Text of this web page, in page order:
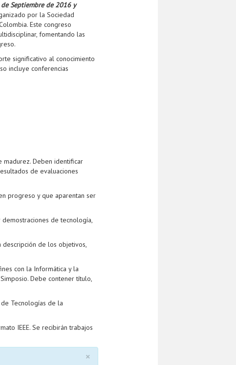
Septiembre de 2016 y
por la Sociedad
Este congreso
fomentando las
significativo al conocimiento
incluye conferencias
madurez. Deben identificar
de evaluaciones
progreso y que aparentan ser
de tecnología,
de los objetivos,
con la Informática y la
Debe contener título,
Tecnologías de la
IEEE. Se recibirán trabajos
×